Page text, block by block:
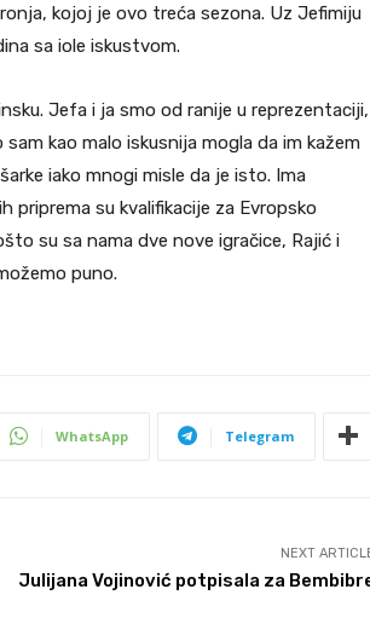
kojoj je ovo treća sezona. Uz Jefimiju
sa iole iskustvom.
Jefa i ja smo od ranije u reprezentaciji,
kao malo iskusnija mogla da im kažem
iako mnogi misle da je isto. Ima
priprema su kvalifikacije za Evropsko
su sa nama dve nove igračice, Rajić i
puno.
WhatsApp Telegram
NEXT
Julijana Vojinović potpisala za